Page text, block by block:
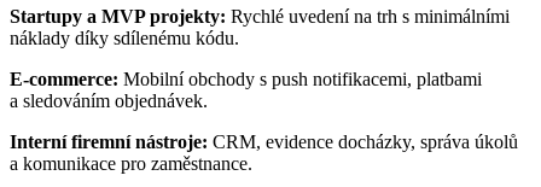
Startupy a MVP projekty: Rychlé uvedení na trh s minimálními
náklady díky sdílenému kódu.
E-commerce: Mobilní obchody s push notifikacemi, platbami
a sledováním objednávek.
Interní firemní nástroje: CRM, evidence docházky, správa úkolů
a komunikace pro zaměstnance.